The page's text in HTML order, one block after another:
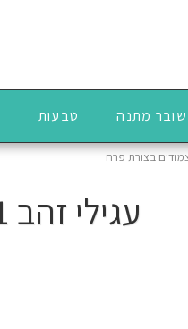
שובר מתנה טבעות
עגילי זהב 21 קראט צמודים בצורת פרח